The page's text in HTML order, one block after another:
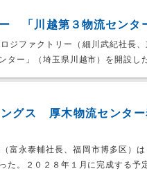
「川越第３物流センタ
ジファクトリー（細川武紀社長
ター」（埼玉県川越市）を開設し
グス 厚木物流センタ
富永泰輔社長、福岡市博多区）
た。２０２８年１月に完成する